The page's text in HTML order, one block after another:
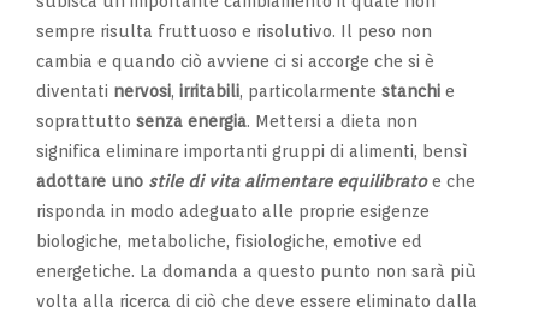
sempre risulta fruttuoso e risolutivo. Il peso non
cambia e quando ciò avviene ci si accorge che si è
diventati nervosi, irritabili, particolarmente stanchi e
soprattutto senza energia. Mettersi a dieta non
significa eliminare importanti gruppi di alimenti, bensì
adottare uno stile di vita alimentare equilibratoe che
risponda in modo adeguato alle proprie esigenze
biologiche, metaboliche, fisiologiche, emotive ed
energetiche. La domanda a questo punto non sarà più
volta alla ricerca di ciò che deve essere eliminato dalla